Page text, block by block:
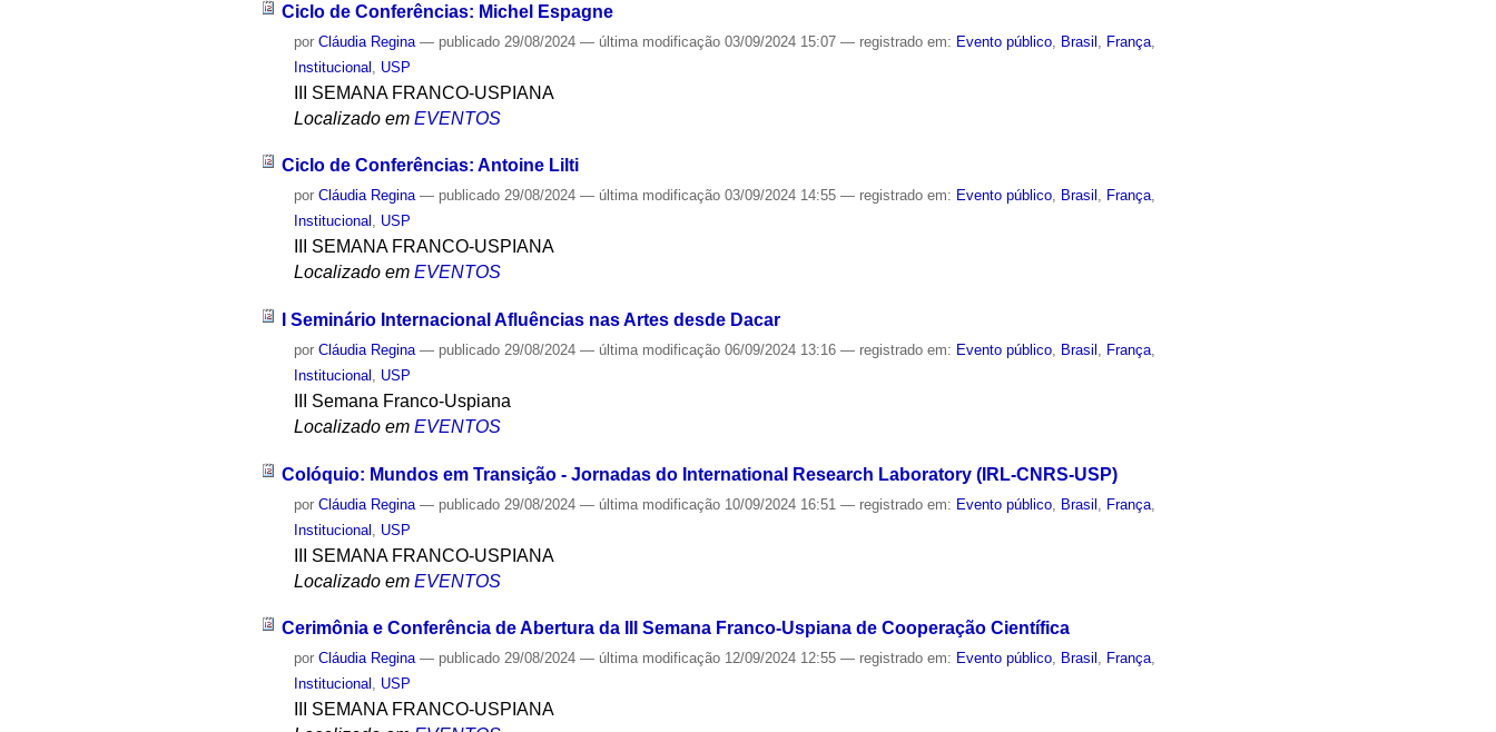
Ciclo de Conferências: Michel Espagne
porCláudia Regina — publicado 29/08/2024— última modificação 03/09/2024 15:07— registrado em: Evento público Brasil França
Institucional
USP
III SEMANA FRANCO-USPIANA
Localizado em EVENTOS
Ciclo de Conferências: Antoine Lilti
porCláudia Regina — publicado 29/08/2024— última modificação 03/09/2024 14:55— registrado em: Evento público, Brasil , França,
Institucional , USP
III SEMANA FRANCO-USPIANA
Localizado em EVENTOS
I Seminário Internacional Afluências nas Artes desde Dacar
porCláudia Regina — publicado 29/08/2024— última modificação 06/09/2024 13:16— registrado em: Evento público Brasil França
Institucional
USP
III Semana Franco-Uspiana
Localizado em EVENTOS
Colóquio: Mundos em Transição - Jornadas do International Research Laboratory (IRL-CNRS-USP)
porCláudia Regina — publicado 29/08/2024— última modificação 10/09/2024 16:51— registrado em: Evento público Brasil França
Institucional
USP
III SEMANA FRANCO-USPIANA
Localizado em EVENTOS
Cerimônia e Conferência de Abertura da III Semana Franco-Uspiana de Cooperação Científica
porCláudia Regina — publicado 29/08/2024— última modificação 12/09/2024 12:55— registrado em: Evento público, Brasil , França,
Institucional , USP
III SEMANA FRANCO-USPIANA